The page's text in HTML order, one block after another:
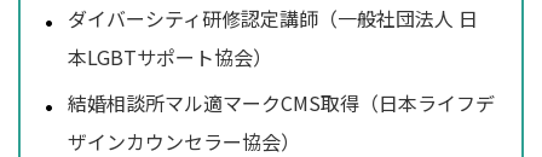
ダイバーシティ研修認定講師（一般社団法人 日
本LGBTサポート協会）
結婚相談所マル適マークCMS取得（日本ライフデ
ザインカウンセラー協会）